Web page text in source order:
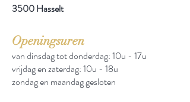
3500 Hasselt
Openingsuren
van dinsdag tot donderdag: 10u - 17u
vrijdag en zaterdag: 10u - 18u
zondag en maandag gesloten